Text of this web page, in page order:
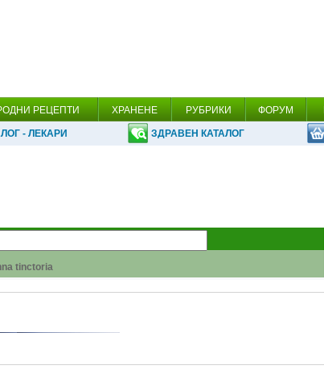
РЕЦЕПТИ ХРАНЕНЕ РУБРИКИ ФОРУМ
- ЛЕКАРИ ЗДРАВЕН КАТАЛОГ
tinctoria
Archangelica L.